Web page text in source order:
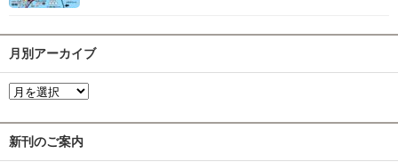
月別アーカイブ
新刊のご案内